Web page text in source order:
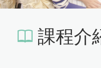
Menu
Language 課程介